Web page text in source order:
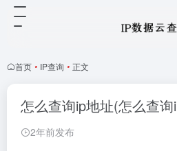
首页 • IP查询 • 正文
怎么查询ip地址(怎么查
2年前发布